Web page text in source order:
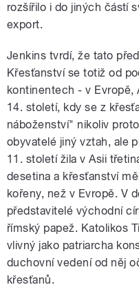
rozšířilo i do jiných částí
export.
Jenkins tvrdí, že tato
Křesťanství se totiž od
kontinentech - v Evropě,
14. století, kdy se z
náboženství" nikoliv
obyvatelé jiný vztah, ale
11. století žila v Asii
desetina a křesťanství
kořeny, než v Evropě. V
představitelé východní
římský papež. Katolikos
vlivný jako patriarcha
duchovní vedení od něj
křesťanů.